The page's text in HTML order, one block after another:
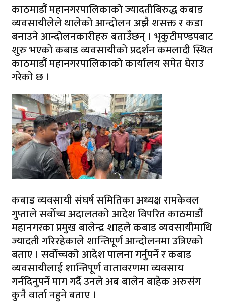
काठमाडौं महानगरपालिकाको ज्यादतीबिरुद्ध कबाड
व्यवसायीलेले थालेको आन्दोलन अझै शसक्त र कडा
बनाउने आन्दोलनकारीहरु बताउँछन् । भृकुटीमण्डपबाट
शुरु भएको कबाड व्यवसायीको प्रदर्शन कमलादी स्थित
काठमाडौं महानगरपालिकाको कार्यालय समेत घेराउ
गरेको छ ।
कबाड व्यवसायी संघर्ष समितिका अध्यक्ष रामकेवल
गुप्ताले सर्वोच्च अदालतको आदेश विपरित काठमाडौं
महानगरका प्रमुख बालेन्द्र शाहले कबाड व्यवसायीमाथि
ज्यादती गरिरहेकाले शान्तिपूर्ण आन्दोलनमा उत्रिएको
बताए । सर्वोच्चको आदेश पालना गर्नुपर्ने र कबाड
व्यवसायीलाई शान्तिपूर्ण वातावरणमा व्यवसाय
गर्नदिनुपर्ने माग गर्दै उनले अब बालेन बाहेक अरुसंग
कुनै वार्ता नहुने बताए ।